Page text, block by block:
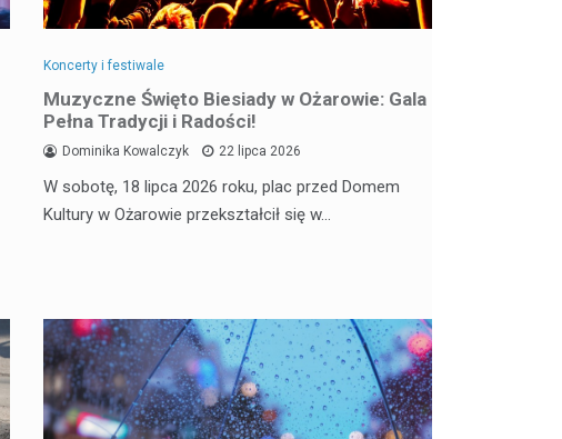
Koncerty i festiwale
Muzyczne Święto Biesiady w Ożarowie: Gala
Pełna Tradycji i Radości!
Dominika Kowalczyk 22 lipca 2026
W sobotę, 18 lipca 2026 roku, plac przed Domem
Kultury w Ożarowie przekształcił się w…